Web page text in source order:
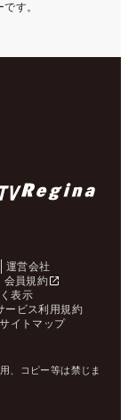
す。
運営会社
会員規約
表示
ービス利用規約
サイトマップ
、コピー等は禁じま